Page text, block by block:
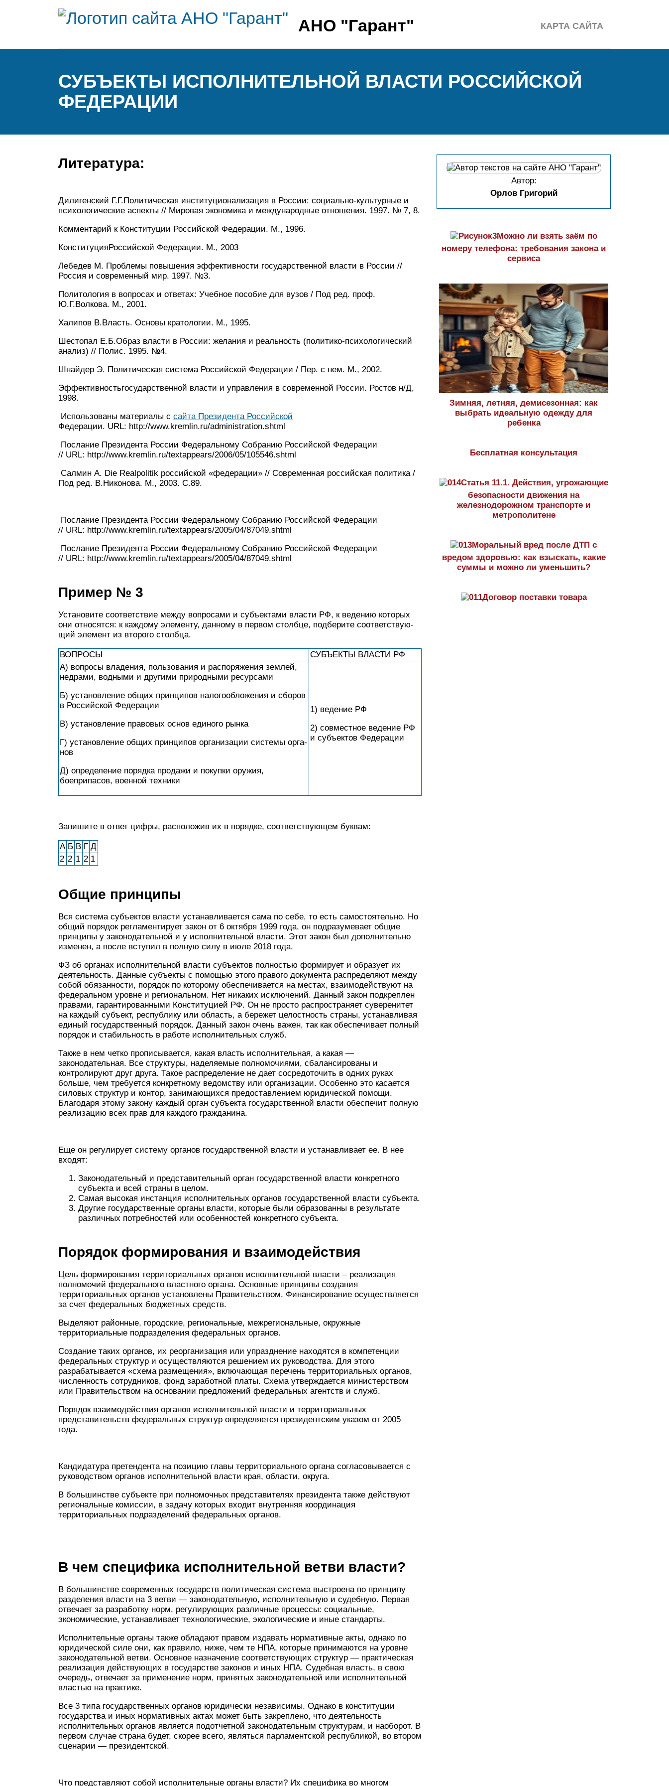
АНО "Гарант" КАРТА САЙТА
СУБЪЕКТЫ ИСПОЛНИТЕЛЬНОЙ ВЛАСТИ РОССИЙСКОЙ
ФЕДЕРАЦИИ
Литература:
Дилигенский Г.Г.Политическая институционализация в России: социально-культурные и
психологические аспекты // Мировая экономика и международ­ные отношения. 1997. № 7, 8.
Комментарий к Конституции Российской Федерации. М., 1996.
КонституцияРоссийской Федерации. М., 2003
Лебедев М. Проблемы повышения эффективности государственной власти в России //
Россия и современный мир. 1997. №3.
Политология в вопросах и ответах: Учебное пособие для вузов / Под ред. проф.
Ю.Г.Волкова. М., 2001.
Халипов В.Власть. Основы кратологии. М., 1995.
Шестопал Е.Б.Образ власти в России: желания и реальность (политико-пси­хологический
анализ) // Полис. 1995. №4.
Шнайдер Э. Политическая система Российской Федерации / Пер. с нем. М., 2002.
Эффективностьгосударственной власти и управления в современной России. Ростов н/Д,
1998.
Использованы материалы с сайта Президента Российской
Федерации. URL: http://www.kremlin.ru/administration.shtml
Послание Президента России Федеральному Собранию Российской Федерации
// URL: http://www.kremlin.ru/textappears/2006/05/105546.shtml
Салмин А. Die Realpolitik российской «федерации» // Современная российская политика /
Под ред. В.Никонова. М., 2003. С.89.
Послание Президента России Федеральному Собранию Российской Федерации
// URL: http://www.kremlin.ru/textappears/2005/04/87049.shtml
Послание Президента России Федеральному Собранию Российской Федерации
// URL: http://www.kremlin.ru/textappears/2005/04/87049.shtml
Пример № 3
Установите со­от­вет­ствие между во­про­са­ми и субъ­ек­та­ми вла­сти РФ, к ве­де­нию ко­то­рых
они относятся: к каж­до­му элементу, дан­но­му в пер­вом столбце, под­бе­ри­те со­от­вет­ству­ю­
щий эле­мент из вто­ро­го столбца.
ВОПРОСЫ
СУБЪЕКТЫ ВЛА­СТИ РФ
A) вопросы владения, поль­зо­ва­ния и рас­по­ря­же­ния землей,
недрами, вод­ны­ми и дру­ги­ми при­род­ны­ми ресурсами
Б) уста­нов­ле­ние общих прин­ци­пов на­ло­го­об­ло­же­ния и сбо­ров
в Рос­сий­ской Федерации
B) установление пра­во­вых основ еди­но­го рынка
Г) уста­нов­ле­ние общих прин­ци­пов ор­га­ни­за­ции си­сте­мы ор­га­
нов
Д) опре­де­ле­ние по­ряд­ка про­да­жи и по­куп­ки оружия,
боеприпасов, во­ен­ной техники
1) ведение РФ
2) совместное ве­де­ние РФ
и субъ­ек­тов Федерации
Запишите в ответ цифры, рас­по­ло­жив их в порядке, со­от­вет­ству­ю­щем буквам:
А Б В Г Д
2 2 1 2 1
Общие принципы
Вся система субъектов власти устанавливается сама по себе, то есть самостоятельно. Но
общий порядок регламентирует закон от 6 октября 1999 года, он подразумевает общие
принципы у законодательной и у исполнительной власти. Этот закон был дополнительно
изменен, а после вступил в полную силу в июле 2018 года.
ФЗ об органах исполнительной власти субъектов полностью формирует и образует их
деятельность. Данные субъекты с помощью этого правого документа распределяют между
собой обязанности, порядок по которому обеспечивается на местах, взаимодействуют на
федеральном уровне и региональном. Нет никаких исключений. Данный закон подкреплен
правами, гарантированными Конституцией РФ. Он не просто распространяет суверенитет
на каждый субъект, республику или область, а бережет целостность страны, устанавливая
единый государственный порядок. Данный закон очень важен, так как обеспечивает полный
порядок и стабильность в работе исполнительных служб.
Также в нем четко прописывается, какая власть исполнительная, а какая —
законодательная. Все структуры, наделяемые полномочиями, сбалансированы и
контролируют друг друга. Такое распределение не дает сосредоточить в одних руках
больше, чем требуется конкретному ведомству или организации. Особенно это касается
силовых структур и контор, занимающихся предоставлением юридической помощи.
Благодаря этому закону каждый орган субъекта государственной власти обеспечит полную
реализацию всех прав для каждого гражданина.
Еще он регулирует систему органов государственной власти и устанавливает ее. В нее
входят:
Законодательный и представительный орган государственной власти конкретного
субъекта и всей страны в целом.
Самая высокая инстанция исполнительных органов государственной власти субъекта.
Другие государственные органы власти, которые были образованны в результате
различных потребностей или особенностей конкретного субъекта.
Порядок формирования и взаимодействия
Цель формирования территориальных органов исполнительной власти – реализация
полномочий федерального властного органа. Основные принципы создания
территориальных органов установлены Правительством. Финансирование осуществляется
за счет федеральных бюджетных средств.
Выделяют районные, городские, региональные, межрегиональные, окружные
территориальные подразделения федеральных органов.
Создание таких органов, их реорганизация или упразднение находятся в компетенции
федеральных структур и осуществляются решением их руководства. Для этого
разрабатывается «схема размещения», включающая перечень территориальных органов,
численность сотрудников, фонд заработной платы. Схема утверждается министерством
или Правительством на основании предложений федеральных агентств и служб.
Порядок взаимодействия органов исполнительной власти и территориальных
представительств федеральных структур определяется президентским указом от 2005
года.
Кандидатура претендента на позицию главы территориального органа согласовывается с
руководством органов исполнительной власти края, области, округа.
В большинстве субъекте при полномочных представителях президента также действуют
региональные комиссии, в задачу которых входит внутренняя координация
территориальных подразделений федеральных органов.
В чем специфика исполнительной ветви власти?
В большинстве современных государств политическая система выстроена по принципу
разделения власти на 3 ветви — законодательную, исполнительную и судебную. Первая
отвечает за разработку норм, регулирующих различные процессы: социальные,
экономические, устанавливает технологические, экологические и иные стандарты.
Исполнительные органы также обладают правом издавать нормативные акты, однако по
юридической силе они, как правило, ниже, чем те НПА, которые принимаются на уровне
законодательной ветви. Основное назначение соответствующих структур — практическая
реализация действующих в государстве законов и иных НПА. Судебная власть, в свою
очередь, отвечает за применение норм, принятых законодательной или исполнительной
властью на практике.
Все 3 типа государственных органов юридически независимы. Однако в конституции
государства и иных нормативных актах может быть закреплено, что деятельность
исполнительных органов является подотчетной законодательным структурам, и наоборот. В
первом случае страна будет, скорее всего, являться парламентской республикой, во втором
сценарии — президентской.
Что представляют собой исполнительные органы власти? Их специфика во многом
Автор:
Орлов Григорий
Можно ли взять заём по
номеру телефона: требования закона и
сервиса
Зимняя, летняя, демисезонная: как
выбрать идеальную одежду для
ребенка
Бесплатная консультация
Статья 11.1. Действия, угрожающие
безопасности движения на
железнодорожном транспорте и
метрополитене
Моральный вред после ДТП с
вредом здоровью: как взыскать, какие
суммы и можно ли уменьшить?
Договор поставки товара